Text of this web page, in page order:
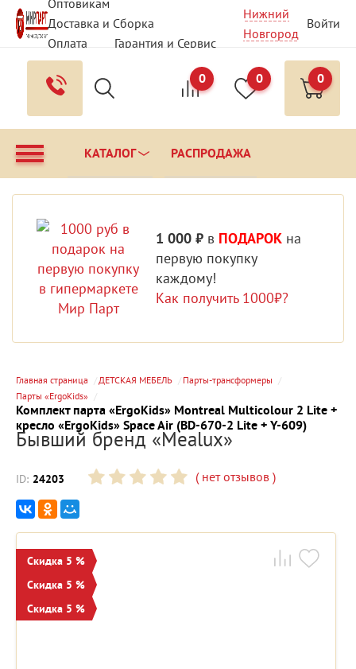
Оптовикам
Доставка и Сборка
Оплата
Гарантия и Сервис
Вопрос - Ответ
Контакты
Нижний
Новгород
Войти
0 0 0
КАТАЛОГ РАСПРОДАЖА
1 000 ₽ в ПОДАРОК на
первую покупку
каждому!
Как получить 1000₽?
Главная страница ДЕТСКАЯ МЕБЕЛЬ
Парты-трансформеры
Парты «ErgoKids»
Комплект парта «ErgoKids» Montreal Multicolour 2 Lite +
кресло «ErgoKids» Space Air (BD-670-2 Lite + Y-609)
Бывший бренд «Mealux»
ID: 24203 (нет отзывов )
Скидка 5 %
Скидка 5 %
Скидка 5 %